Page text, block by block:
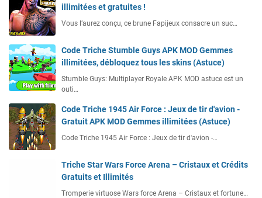
illimitées et gratuites !
Vous l’aurez conçu, ce brune Fapijeux consacre un suc…
Code Triche Stumble Guys APK MOD Gemmes
illimitées, débloquez tous les skins (Astuce)
Stumble Guys: Multiplayer Royale APK MOD astuce est un
outi…
Code Triche 1945 Air Force : Jeux de tir d'avion -
Gratuit APK MOD Gemmes illimitées (Astuce)
Code Triche 1945 Air Force : Jeux de tir d'avion -…
Triche Star Wars Force Arena – Cristaux et Crédits
Gratuits et Illimités
Tromperie virtuose Wars force Arena – Cristaux et fortune…